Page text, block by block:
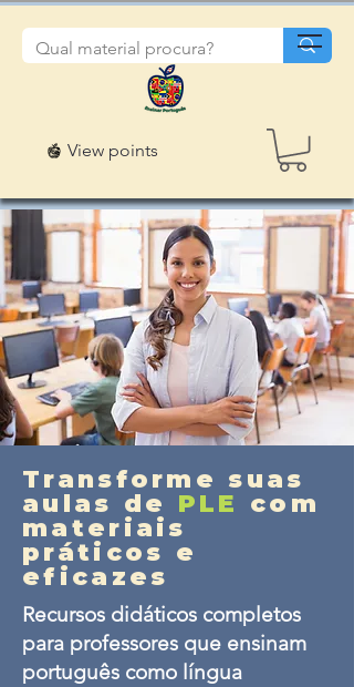
View points
Transforme suas
aulas de PLE com
materiais
práticos e
eficazes
Recursos didáticos completos
para professores que ensinam
português como língua